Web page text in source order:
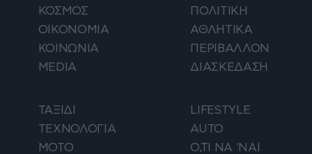
ΚΟΣΜΟΣ
ΠΟΛΙΤΙΚΗ
ΟΙΚΟΝΟΜΙΑ
ΑΘΛΗΤΙΚΑ
ΚΟΙΝΩΝΙΑ
ΠΕΡΙΒΑΛΛΟΝ
MEDIA
ΔΙΑΣΚΕΔΑΣΗ
ΤΑΞΙΔΙ
LIFESTYLE
ΤΕΧΝΟΛΟΓΙΑ
AUTO
ΜΟΤΟ
Ο,ΤΙ ΝΑ 'ΝΑΙ